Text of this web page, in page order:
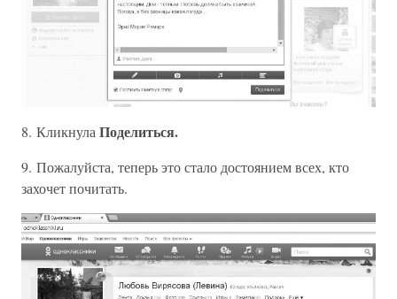
8. Кликнула Поделиться.
9. Пожалуйста, теперь это стало достоянием всех, кто
захочет почитать.